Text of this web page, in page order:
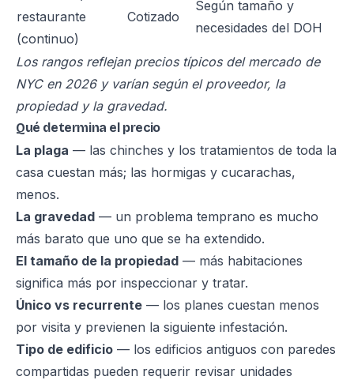
restaurante
(continuo)
Cotizado
Según tamaño y
necesidades del DOH
Los rangos reflejan precios típicos del mercado de
NYC en 2026 y varían según el proveedor, la
propiedad y la gravedad.
Qué determina el precio
La plaga — las chinches y los tratamientos de toda la
casa cuestan más; las hormigas y cucarachas,
menos.
La gravedad — un problema temprano es mucho
más barato que uno que se ha extendido.
El tamaño de la propiedad — más habitaciones
significa más por inspeccionar y tratar.
Único vs recurrente — los planes cuestan menos
por visita y previenen la siguiente infestación.
Tipo de edificio — los edificios antiguos con paredes
compartidas pueden requerir revisar unidades